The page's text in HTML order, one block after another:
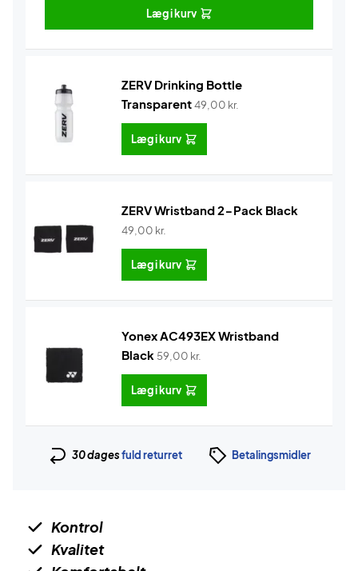
Læg i kurv
ZERV Drinking Bottle
Transparent49,00 kr.
Læg i kurv
ZERV Wristband 2-Pack Black
49,00 kr.
Læg i kurv
Yonex AC493EX Wristband
Black 59,00 kr.
Læg i kurv
30 dagesfuld returret Betalingsmidler
Kontrol
Kvalitet